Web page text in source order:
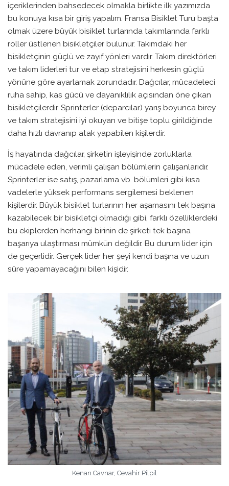
içeriklerinden bahsedecek olmakla birlikte ilk yazımızda
bu konuya kısa bir giriş yapalım. Fransa Bisiklet Turu başta
olmak üzere büyük bisiklet turlarında takımlarında farklı
roller üstlenen bisikletçiler bulunur. Takımdaki her
bisikletçinin güçlü ve zayıf yönleri vardır. Takım direktörleri
ve takım liderleri tur ve etap stratejisini herkesin güçlü
yönüne göre ayarlamak zorundadır. Dağcılar, mücadeleci
ruha sahip, kas gücü ve dayanıklılık açısından öne çıkan
bisikletçilerdir. Sprinterler (deparcılar) yarış boyunca birey
ve takım stratejisini iyi okuyan ve bitişe toplu girildiğinde
daha hızlı davranıp atak yapabilen kişilerdir.
İş hayatında dağcılar, şirketin işleyişinde zorluklarla
mücadele eden, verimli çalışan bölümlerin çalışanlarıdır.
Sprinterler ise satış, pazarlama vb. bölümleri gibi kısa
vadelerle yüksek performans sergilemesi beklenen
kişilerdir. Büyük bisiklet turlarının her aşamasını tek başına
kazabilecek bir bisikletçi olmadığı gibi, farklı özelliklerdeki
bu ekiplerden herhangi birinin de şirketi tek başına
başarıya ulaştırması mümkün değildir. Bu durum lider için
de geçerlidir. Gerçek lider her şeyi kendi başına ve uzun
süre yapamayacağını bilen kişidir.
Kenan Cavnar, Cevahir Pilpil